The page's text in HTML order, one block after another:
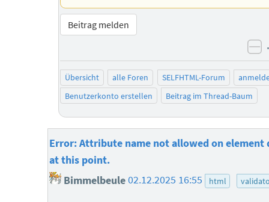
Beitrag melden
Übersicht alle Foren SELFHTML-Forum
Benutzerkonto erstellen
Beitrag im Thread-Baum
Error: Attribute name not allowed on element
at this point.
Bimmelbeule02.12.2025 16:55 html